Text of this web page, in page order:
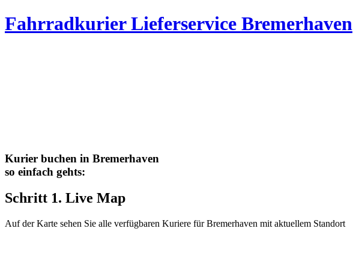
Fahrradkurier Lieferservice Bremerhaven
Kurier buchen in Bremerhaven
so einfach gehts:
Schritt 1. Live Map
Auf der Karte sehen Sie alle verfügbaren Kuriere für Bremerhaven mit aktuellem Standort